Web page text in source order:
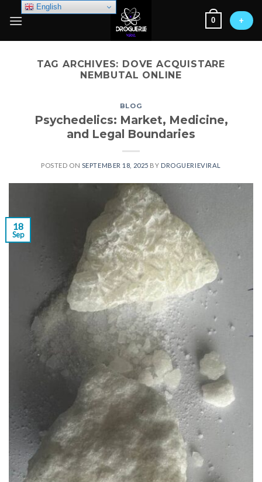
0 +
TAG ARCHIVES: DOVE ACQUISTARE
NEMBUTAL ONLINE
BLOG
Psychedelics: Market, Medicine,
and Legal Boundaries
POSTED ON SEPTEMBER 18, 2025 BY DROGUERIEVIRAL
18
Sep
English